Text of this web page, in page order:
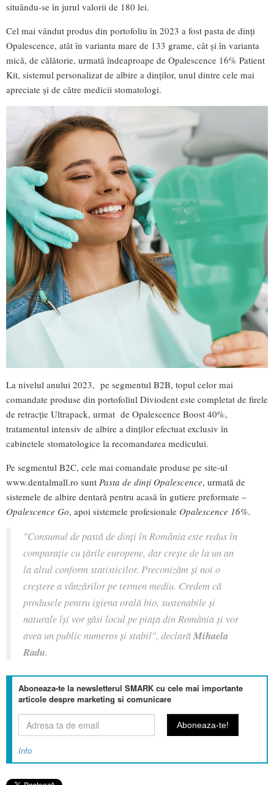
situându-se în jurul valorii de 180 lei.
Cel mai vândut produs din portofoliu în 2023 a fost pasta de dinți
Opalescence, atât în varianta mare de 133 grame, cât și în varianta
mică, de călătorie, urmată îndeaproape de Opalescence 16% Patient
Kit, sistemul personalizat de albire a dinților, unul dintre cele mai
apreciate și de către medicii stomatologi.
La nivelul anului 2023, pe segmentul B2B, topul celor mai
comandate produse din portofoliul Diviodent este completat de firele
de retracție Ultrapack, urmat de Opalescence Boost 40%,
tratamentul intensiv de albire a dinților efectuat exclusiv în
cabinetele stomatologice la recomandarea medicului.
Pe segmentul B2C, cele mai comandate produse pe site-ul
www.dentalmall.ro sunt Pasta de dinți Opalescence, urmată de
sistemele de albire dentară pentru acasă în gutiere preformate –
Opalescence Go, apoi sistemele profesionale Opalescence 16%.
"Consumul de pastă de dinți în România este redus în
comparație cu țările europene, dar crește de la un an
la altul conform statisticilor. Preconizăm și noi o
creștere a vânzărilor pe termen mediu. Credem că
produsele pentru igiena orală bio, sustenabile și
naturale își vor găsi locul pe piața din România și vor
avea un public numeros și stabil", declarăMihaela
Radu.
Aboneaza-te la newsletterul SMARK cu cele mai importante
articole despre marketing si comunicare
Info